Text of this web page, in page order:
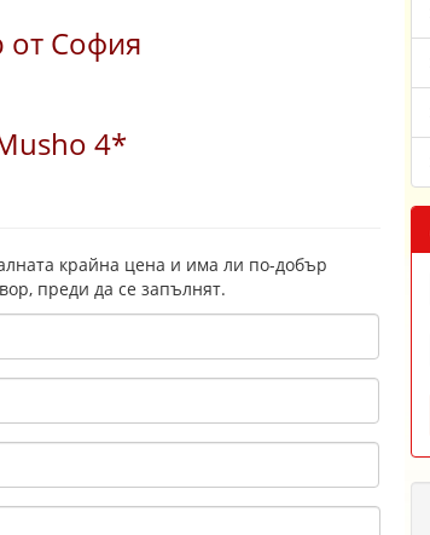
от София
4*
крайна цена и има ли по-добър
преди да се запълнят.